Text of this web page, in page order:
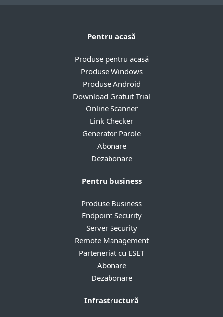
Pentru acasă
Produse pentru acasă
Produse Windows
Produse Android
Download Gratuit Trial
Online Scanner
Link Checker
Generator Parole
Abonare
Dezabonare
Pentru business
Produse Business
Endpoint Security
Server Security
Remote Management
Parteneriat cu ESET
Abonare
Dezabonare
Infrastructură